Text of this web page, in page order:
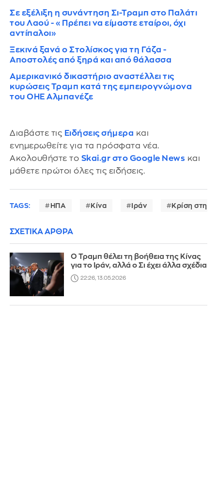
Σε εξέλιξη η συνάντηση Σι-Τραμπ στο Παλάτι
του Λαού - «Πρέπει να είμαστε εταίροι, όχι
αντίπαλοι»
Ξεκινά ξανά ο Στολίσκος για τη Γάζα -
Αποστολές από ξηρά και από θάλασσα
Αμερικανικό δικαστήριο αναστέλλει τις
κυρώσεις Τραμπ κατά της εμπειρογνώμονα
του ΟΗΕ Αλμπανέζε
Διαβάστε τις Ειδήσεις σήμερα και
ενημερωθείτε για τα πρόσφατα νέα.
Ακολουθήστε το Skai.gr στο Google News και
μάθετε πρώτοι όλες τις ειδήσεις.
TAGS: ΗΠΑ Κίνα Ιράν Κρίση στη
ΣΧΕΤΙΚΑ ΑΡΘΡΑ
Ο Τραμπ θέλει τη βοήθεια της Κίνας
για το Ιράν, αλλά ο Σι έχει άλλα σχέδια
22:26, 13.05.2026